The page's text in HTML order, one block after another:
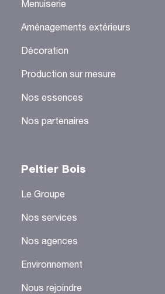
Menuiserie
Aménagements extérieurs
Décoration
Production sur mesure
Nos essences
Nos partenaires
Peltier Bois
Le Groupe
Nos services
Nos agences
Environnement
Nous rejoindre